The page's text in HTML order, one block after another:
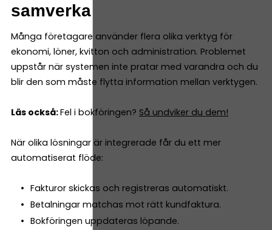
samverka
Många företagare använder flera olika verktyg för
ekonomi, löner, kvitton och administration. Problemet
uppstår när systemen inte pratar med varandra och du
blir den som måste flytta information mellan verktygen.
Läs också:Fel i bokföringen? Så undviker du dem!
När olika lösningar är integrerade får du ett mer
automatiserat flöde:
Fakturor skickas och registreras automatiskt.
Betalningar matchas mot rätt kundfaktura.
Bokföringen uppdateras löpande.